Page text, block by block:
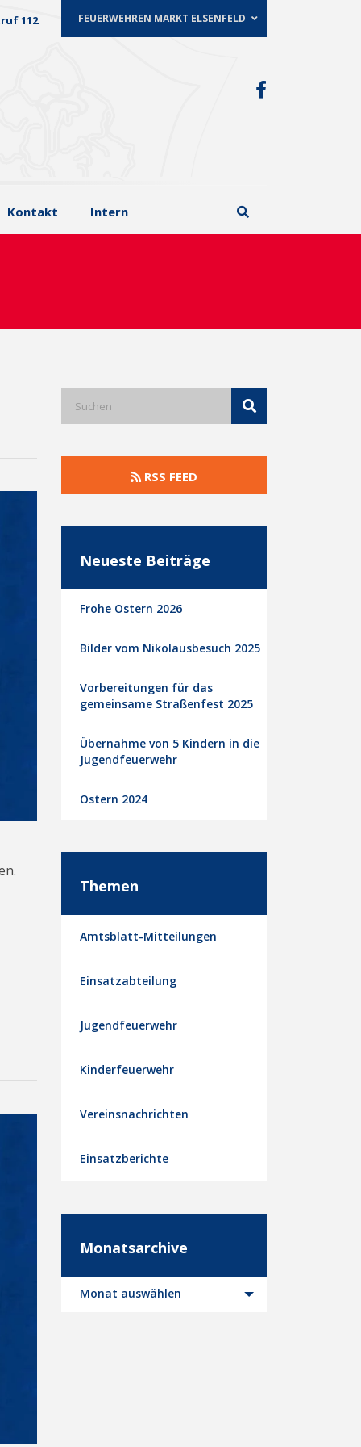
FEUERWEHREN MARKT ELSENFELD
112
Kontakt Intern
RSS FEED
Neueste Beiträge
Frohe Ostern 2026
Bilder vom Nikolausbesuch 2025
Vorbereitungen für das
gemeinsame Straßenfest 2025
Übernahme von 5 Kindern in die
Jugendfeuerwehr
Ostern 2024
Themen
Amtsblatt-Mitteilungen
Einsatzabteilung
Jugendfeuerwehr
Kinderfeuerwehr
Vereinsnachrichten
Einsatzberichte
Monatsarchive
Monatsarchive
Monat auswählen